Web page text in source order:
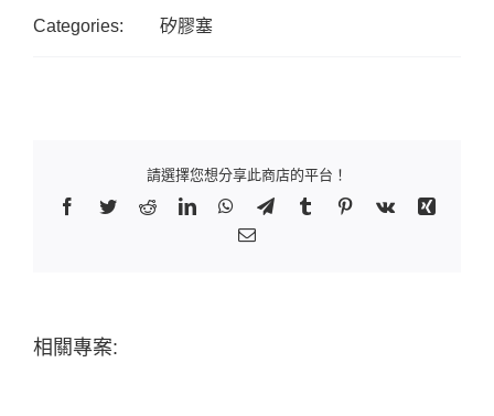
Categories: 矽膠塞
請選擇您想分享此商店的平台！
Facebook
TwitterRedditLinkedInWhatsApp
TelegramTumblr Pinterest
Vk
Xing
Email:
相關專案: